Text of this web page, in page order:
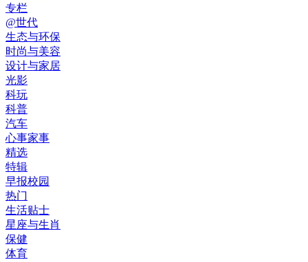
专栏
@世代
生态与环保
时尚与美容
设计与家居
光影
科玩
科普
汽车
心事家事
精选
特辑
早报校园
热门
生活贴士
星座与生肖
保健
体育